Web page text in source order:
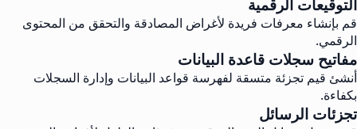
التوقيعات الرقمية
قم بإنشاء معرفات فريدة لأغراض المصادقة والتحقق من المحتوى
الرقمي.
مفاتيح سجلات قاعدة البيانات
أنشئ قيم تجزئة متسقة لفهرسة قواعد البيانات وإدارة السجلات
بكفاءة.
تجزئات الرسائل